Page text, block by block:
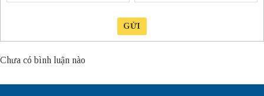
GỬI
Chưa có bình luận nào